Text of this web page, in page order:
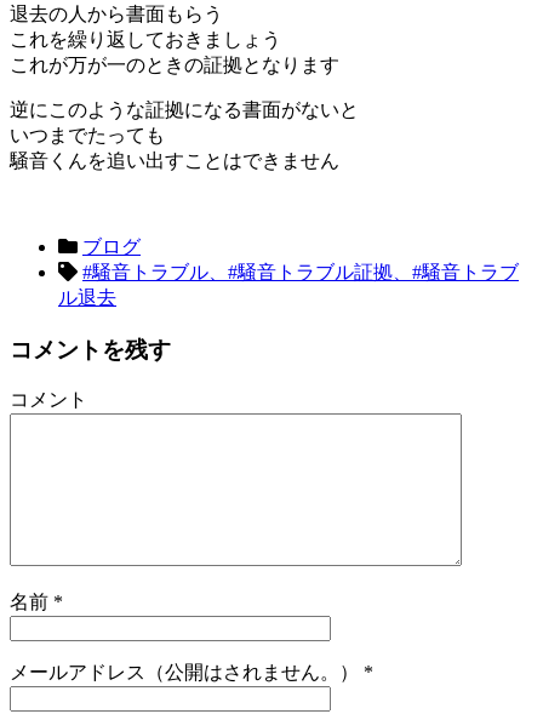
退去の人から書面もらう
これを繰り返しておきましょう
これが万が一のときの証拠となります
逆にこのような証拠になる書面がないと
いつまでたっても
騒音くんを追い出すことはできません
ブログ
#騒音トラブル、#騒音トラブル証拠、#騒音トラブ
ル退去
コメントを残す
コメント
名前 *
メールアドレス（公開はされません。） *